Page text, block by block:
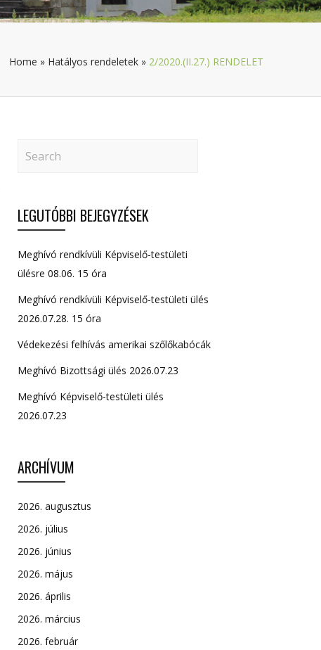
Home » Hatályos rendeletek » 2/2020.(II.27.) RENDELET
LEGUTÓBBI BEJEGYZÉSEK
Meghívó rendkívüli Képviselő-testületi
ülésre 08.06. 15 óra
Meghívó rendkívüli Képviselő-testületi ülés
2026.07.28. 15 óra
Védekezési felhívás amerikai szőlőkabócák
Meghívó Bizottsági ülés 2026.07.23
Meghívó Képviselő-testületi ülés
2026.07.23
ARCHÍVUM
2026. augusztus
2026. július
2026. június
2026. május
2026. április
2026. március
2026. február